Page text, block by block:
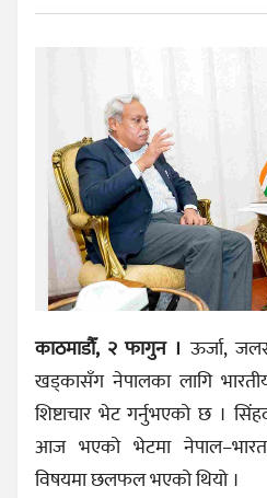
काठमाडौँ, २ फागुन ।ऊर्जा,
खड्कासँग नेपालका लागि
शिष्टाचार भेट गर्नुभएको छ ।
आज भएको भेटमा नेपाल–भारत
विषयमा छलफल भएको थियो ।